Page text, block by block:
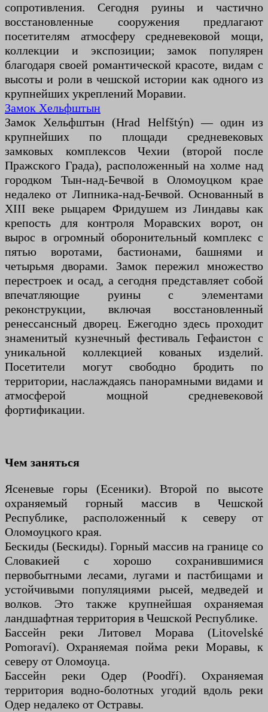
сопротивления. Сегодня руины и частично
восстановленные сооружения предлагают
посетителям атмосферу средневековой мощи,
коллекции и экспозиции; замок популярен
благодаря своей романтической красоте, видам с
высоты и роли в чешской истории как одного из
крупнейших укреплений Моравии.
Замок Хельфштын
Замок Хельфштын (Hrad Helfštýn) — один из
крупнейших по площади средневековых
замковых комплексов Чехии (второй после
Пражского Града), расположенный на холме над
городком Тын-над-Бечвой в Оломоуцком крае
недалеко от Липника-над-Бечвой. Основанный в
XIII веке рыцарем Фридушем из Линдавы как
крепость для контроля Моравских ворот, он
вырос в огромный оборонительный комплекс с
пятью воротами, бастионами, башнями и
четырьмя дворами. Замок пережил множество
перестроек и осад, а сегодня представляет собой
впечатляющие руины с элементами
реконструкции, включая восстановленный
ренессансный дворец. Ежегодно здесь проходит
знаменитый кузнечный фестиваль Гефаистон с
уникальной коллекцией кованых изделий.
Посетители могут свободно бродить по
территории, наслаждаясь панорамными видами и
атмосферой мощной средневековой
фортификации.
Чем заняться
Ясеневые горы (Есеники). Второй по высоте
охраняемый горный массив в Чешской
Республике, расположенный к северу от
Оломоуцкого края.
Бескиды (Бескиды). Горный массив на границе со
Словакией с хорошо сохранившимися
первобытными лесами, лугами и пастбищами и
устойчивыми популяциями рысей, медведей и
волков. Это также крупнейшая охраняемая
ландшафтная территория в Чешской Республике.
Бассейн реки Литовел Морава (Litovelské
Pomoraví). Охраняемая пойма реки Моравы, к
северу от Оломоуца.
Бассейн реки Одер (Poodří). Охраняемая
территория водно-болотных угодий вдоль реки
Одер недалеко от Остравы.